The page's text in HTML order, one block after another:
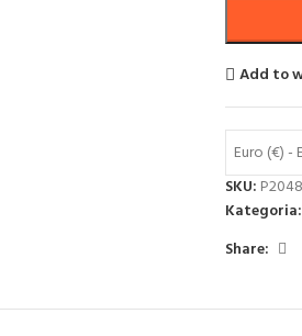
Add to
Euro (€) -
SKU:
Kategoria:
Share: